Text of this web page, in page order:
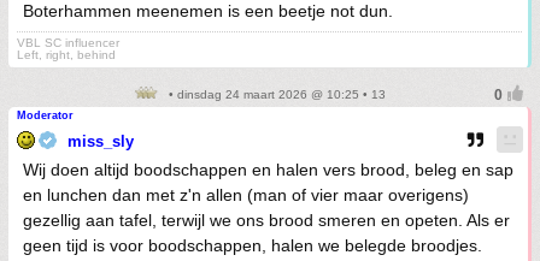
Boterhammen meenemen is een beetje not dun.
VBL SC influencer
Left, right, behind
• dinsdag 24 maart 2026 @ 10:25 • 13
Moderator
miss_sly
Wij doen altijd boodschappen en halen vers brood, beleg en sap
en lunchen dan met z'n allen (man of vier maar overigens)
gezellig aan tafel, terwijl we ons brood smeren en opeten. Als er
geen tijd is voor boodschappen, halen we belegde broodjes.